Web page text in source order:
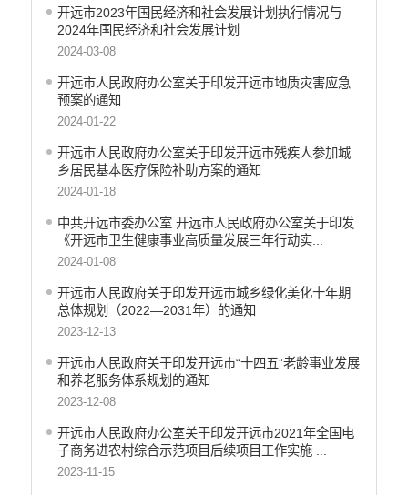
社会救助信息
规划计划
重大决策预公开
食品药品监管
义务教育
环保督察
行政许可
行政处罚和行政强制
乡村振兴工作信息公开
开远市2023年国民经济和社会发展计划执行情况与
2024年国民经济和社会发展计划
2024-03-08
开远市人民政府办公室关于印发开远市地质灾害应急
预案的通知
2024-01-22
开远市人民政府办公室关于印发开远市残疾人参加城
乡居民基本医疗保险补助方案的通知
2024-01-18
中共开远市委办公室 开远市人民政府办公室关于印发
《开远市卫生健康事业高质量发展三年行动实...
2024-01-08
开远市人民政府关于印发开远市城乡绿化美化十年期
总体规划（2022—2031年）的通知
2023-12-13
开远市人民政府关于印发开远市“十四五”老龄事业发展
和养老服务体系规划的通知
2023-12-08
开远市人民政府办公室关于印发开远市2021年全国电
子商务进农村综合示范项目后续项目工作实施 ...
2023-11-15